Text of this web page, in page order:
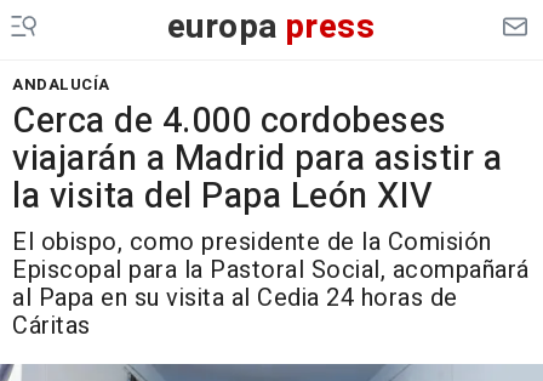
europa press
ANDALUCÍA
Cerca de 4.000 cordobeses
viajarán a Madrid para asistir a
la visita del Papa León XIV
El obispo, como presidente de la Comisión
Episcopal para la Pastoral Social, acompañará
al Papa en su visita al Cedia 24 horas de
Cáritas